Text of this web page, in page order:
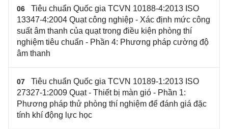
06
Tiêu chuẩn Quốc gia TCVN 10188-4:2013 ISO
13347-4:2004 Quạt công nghiệp - Xác định mức công
suất âm thanh của quạt trong điều kiện phòng thí
nghiệm tiêu chuẩn - Phần 4: Phương pháp cường độ
âm thanh
07
Tiêu chuẩn Quốc gia TCVN 10189-1:2013 ISO
27327-1:2009 Quạt - Thiết bị màn gió - Phần 1:
Phương pháp thử phòng thí nghiệm để đánh giá đặc
tính khí động lực học